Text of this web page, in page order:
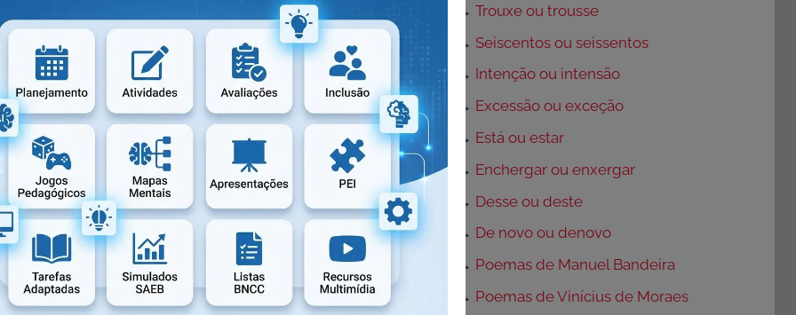
→Trouxe ou trousse
→ Seiscentos ou seissentos
→ Intenção ou intensão
→ Excessão ou exceção
→ Está ou estar
→ Enchergar ou enxergar
→ Desse ou deste
→ De novo ou denovo
→ Poemas de Manuel Bandeira
→ Poemas de Vinícius de Moraes